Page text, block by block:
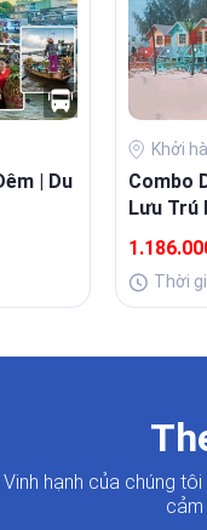
| Du
Khởi
Combo
Lưu Trú
Buffet
Thời
Vinh hạnh của chúng
cảm